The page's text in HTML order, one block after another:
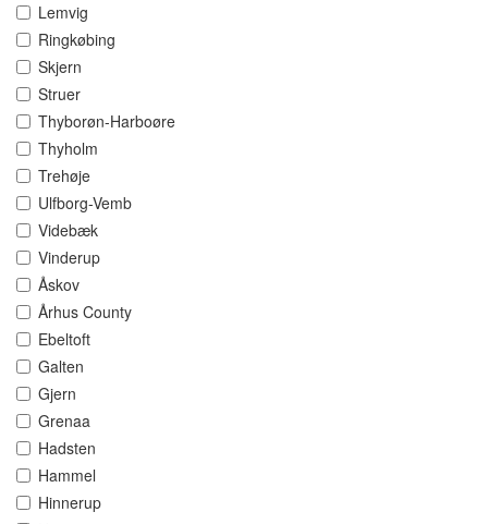
Lemvig
Ringkøbing
Skjern
Struer
Thyborøn-Harboøre
Thyholm
Trehøje
Ulfborg-Vemb
Videbæk
Vinderup
Åskov
Århus County
Ebeltoft
Galten
Gjern
Grenaa
Hadsten
Hammel
Hinnerup